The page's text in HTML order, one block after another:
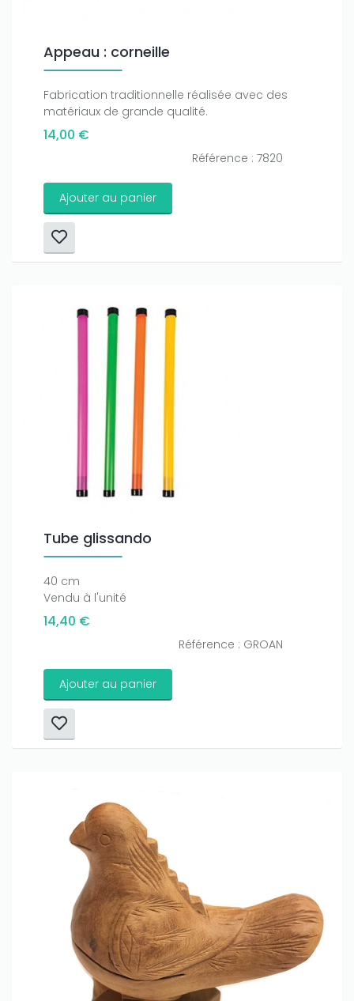
Appeau : corneille
Fabrication traditionnelle réalisée avec des
matériaux de grande qualité.
14,00 €
Référence : 7820
Ajouter au panier
Tube glissando
40 cm
Vendu à l'unité
14,40 €
Référence : GROAN
Ajouter au panier